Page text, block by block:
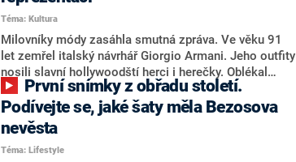
Téma: Kultura
Milovníky módy zasáhla smutná zpráva. Ve věku 91
let zemřel italský návrhář Giorgio Armani. Jeho outfity
nosili slavní hollywoodští herci i herečky. Oblékal
anglickou fotbalovou reprezentaci nebo italské
olympioniky v Turíně. Byl první ikonou módního
průmyslu, která odmítla příliš hubené modelky, a také
jedním z těch, kdo zastávali názor, že by luxusní móda
neměla kráčet ve stopách takzvané rychlé módy.
Podívejte se, jaké šaty měla Bezosova
nevěsta
Téma: Lifestyle